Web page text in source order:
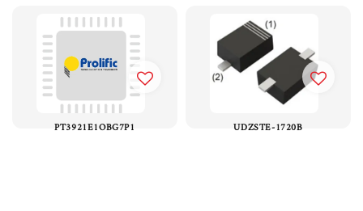
PT3921E1OBG7P1 UDZSTE-1720B